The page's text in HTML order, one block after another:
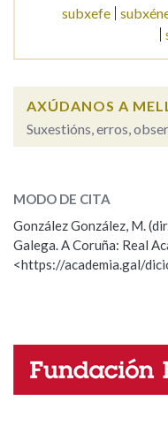
OUTRAS OPCIÓNS
Marcas gramaticais
subxefe
AXÚDANOS A
Suxestións, erros,
ESCOLLE UNHA
Observación
Propoño mellorar
Nome
MODO DE CITA
González González, M.
Galega. A Coruña: Real
<https://academia.gal/